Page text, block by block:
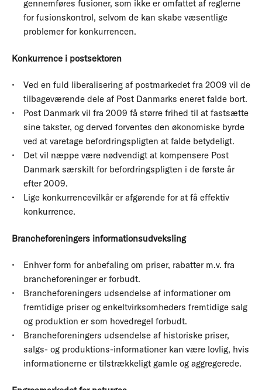
gennemføres fusioner, som ikke er omfattet af reglerne
for fusionskontrol, selvom de kan skabe væsentlige
problemer for konkurrencen.
Konkurrence i postsektoren
Ved en fuld liberalisering af postmarkedet fra 2009 vil de
tilbageværende dele af Post Danmarks eneret falde bort.
Post Danmark vil fra 2009 få større frihed til at fastsætte
sine takster, og derved forventes den økonomiske byrde
ved at varetage befordringspligten at falde betydeligt.
Det vil næppe være nødvendigt at kompensere Post
Danmark særskilt for befordringspligten i de første år
efter 2009.
Lige konkurrencevilkår er afgørende for at få effektiv
konkurrence.
Brancheforeningers informationsudveksling
Enhver form for anbefaling om priser, rabatter m.v. fra
brancheforeninger er forbudt.
Brancheforeningers udsendelse af informationer om
fremtidige priser og enkeltvirksomheders fremtidige salg
og produktion er som hovedregel forbudt.
Brancheforeningers udsendelse af historiske priser,
salgs- og produktions-informationer kan være lovlig, hvis
informationerne er tilstrækkeligt gamle og aggregerede.